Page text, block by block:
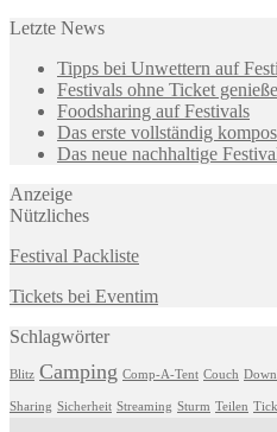
Letzte News
Tipps bei Unwettern auf
Festivals ohne Ticket
Foodsharing auf Festivals
Das erste vollständig
Das neue nachhaltige
Anzeige
Nützliches
Festival Packliste
Tickets bei Eventim
Schlagwörter
Blitz Camping Comp-A-Tent Couch
Sharing Sicherheit Streaming Sturm Teilen